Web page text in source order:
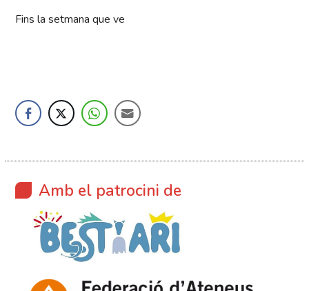
Fins la setmana que ve
Amb el patrocini de